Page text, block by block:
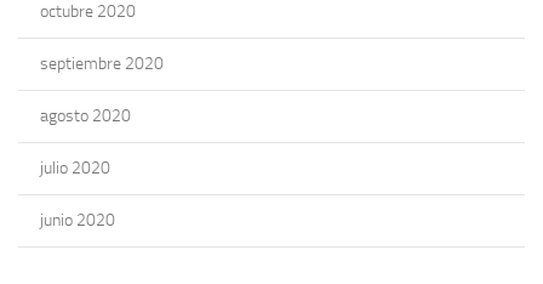
octubre 2020
septiembre 2020
agosto 2020
julio 2020
junio 2020